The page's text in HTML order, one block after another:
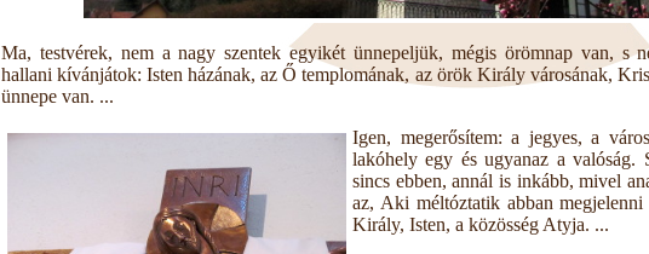
Ma, testvérek, nem a nagy szentek egyikét ünnepeljük, mégis örömnap van, s
hallani kívánjátok: Isten házának, az Ő templomának, az örök Király városának,
ünnepe van. ...
Igen, megerősítem: a jegyes, a
lakóhely egy és ugyanaz a valóság.
sincs ebben, annál is inkább, mivel
az, Aki méltóztatik abban
Király, Isten, a közösség Atyja. ...